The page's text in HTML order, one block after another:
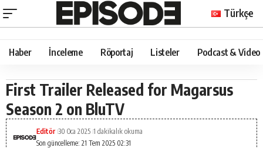
Türkçe
Haber İnceleme Röportaj Listeler Podcast & Video
First Trailer Released for Magarsus
Season 2 on BluTV
Son güncelleme: 21 Tem 2025 02:31
Editör 30 Oca 2025 1 dakikalık okuma